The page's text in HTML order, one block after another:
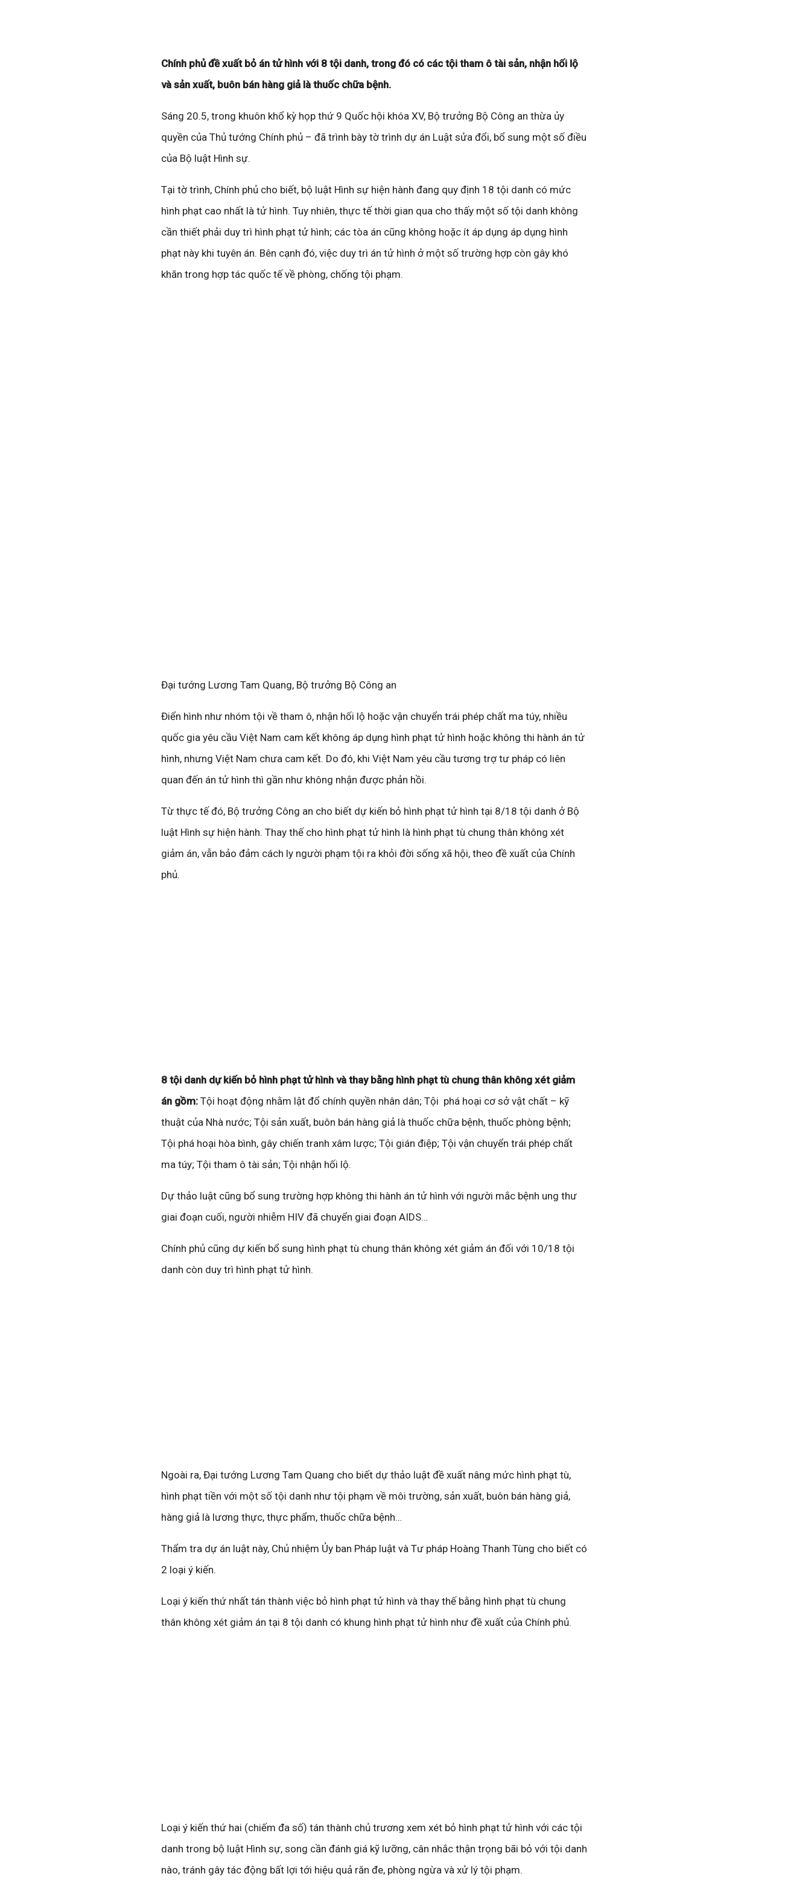
Chính phủ đề xuất bỏ án tử hình với 8 tội danh, trong đó có các tội tham ô tài sản, nhận hối lộ
và sản xuất, buôn bán hàng giả là thuốc chữa bệnh.
Sáng 20.5, trong khuôn khổ kỳ họp thứ 9 Quốc hội khóa XV, Bộ trưởng Bộ Công an thừa ủy
quyền của Thủ tướng Chính phủ – đã trình bày tờ trình dự án Luật sửa đổi, bổ sung một số điều
của Bộ luật Hình sự.
Tại tờ trình, Chính phủ cho biết, bộ luật Hình sự hiện hành đang quy định 18 tội danh có mức
hình phạt cao nhất là tử hình. Tuy nhiên, thực tế thời gian qua cho thấy một số tội danh không
cần thiết phải duy trì hình phạt tử hình; các tòa án cũng không hoặc ít áp dụng áp dụng hình
phạt này khi tuyên án. Bên cạnh đó, việc duy trì án tử hình ở một số trường hợp còn gây khó
khăn trong hợp tác quốc tế về phòng, chống tội phạm.
Đại tướng Lương Tam Quang, Bộ trưởng Bộ Công an
Điển hình như nhóm tội về tham ô, nhận hối lộ hoặc vận chuyển trái phép chất ma túy, nhiều
quốc gia yêu cầu Việt Nam cam kết không áp dụng hình phạt tử hình hoặc không thi hành án tử
hình, nhưng Việt Nam chưa cam kết. Do đó, khi Việt Nam yêu cầu tương trợ tư pháp có liên
quan đến án tử hình thì gần như không nhận được phản hồi.
Từ thực tế đó, Bộ trưởng Công an cho biết dự kiến bỏ hình phạt tử hình tại 8/18 tội danh ở Bộ
luật Hình sự hiện hành. Thay thế cho hình phạt tử hình là hình phạt tù chung thân không xét
giảm án, vẫn bảo đảm cách ly người phạm tội ra khỏi đời sống xã hội, theo đề xuất của Chính
phủ.
8 tội danh dự kiến bỏ hình phạt tử hình và thay bằng hình phạt tù chung thân không xét giảm
án gồm: Tội hoạt động nhằm lật đổ chính quyền nhân dân; Tội phá hoại cơ sở vật chất – kỹ
thuật của Nhà nước; Tội sản xuất, buôn bán hàng giả là thuốc chữa bệnh, thuốc phòng bệnh;
Tội phá hoại hòa bình, gây chiến tranh xâm lược; Tội gián điệp; Tội vận chuyển trái phép chất
ma túy; Tội tham ô tài sản; Tội nhận hối lộ.
Dự thảo luật cũng bổ sung trường hợp không thi hành án tử hình với người mắc bệnh ung thư
giai đoạn cuối, người nhiễm HIV đã chuyển giai đoạn AIDS…
Chính phủ cũng dự kiến bổ sung hình phạt tù chung thân không xét giảm án đối với 10/18 tội
danh còn duy trì hình phạt tử hình.
Ngoài ra, Đại tướng Lương Tam Quang cho biết dự thảo luật đề xuất nâng mức hình phạt tù,
hình phạt tiền với một số tội danh như tội phạm về môi trường, sản xuất, buôn bán hàng giả,
hàng giả là lương thực, thực phẩm, thuốc chữa bệnh…
Thẩm tra dự án luật này, Chủ nhiệm Ủy ban Pháp luật và Tư pháp Hoàng Thanh Tùng cho biết có
2 loại ý kiến.
Loại ý kiến thứ nhất tán thành việc bỏ hình phạt tử hình và thay thế bằng hình phạt tù chung
thân không xét giảm án tại 8 tội danh có khung hình phạt tử hình như đề xuất của Chính phủ.
Loại ý kiến thứ hai (chiếm đa số) tán thành chủ trương xem xét bỏ hình phạt tử hình với các tội
danh trong bộ luật Hình sự, song cần đánh giá kỹ lưỡng, cân nhắc thận trọng bãi bỏ với tội danh
nào, tránh gây tác động bất lợi tới hiệu quả răn đe, phòng ngừa và xử lý tội phạm.